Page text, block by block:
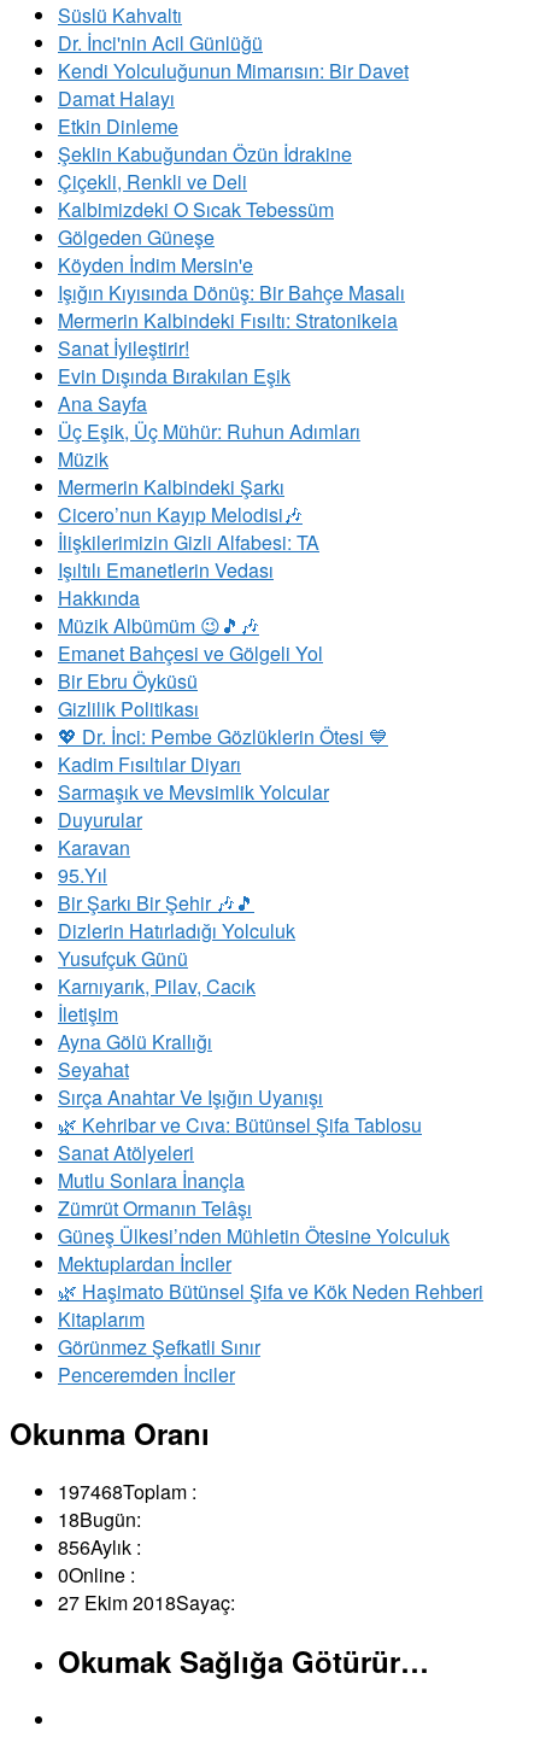
Süslü Kahvaltı
Dr. İnci'nin Acil Günlüğü
Kendi Yolculuğunun Mimarısın: Bir Davet
Damat Halayı
Etkin Dinleme
Şeklin Kabuğundan Özün İdrakine
Çiçekli, Renkli ve Deli
Kalbimizdeki O Sıcak Tebessüm
Gölgeden Güneşe
Köyden İndim Mersin'e
Işığın Kıyısında Dönüş: Bir Bahçe Masalı
Mermerin Kalbindeki Fısıltı: Stratonikeia
Sanat İyileştirir!
Evin Dışında Bırakılan Eşik
Ana Sayfa
Üç Eşik, Üç Mühür: Ruhun Adımları
Müzik
Mermerin Kalbindeki Şarkı
Cicero’nun Kayıp Melodisi🎶
İlişkilerimizin Gizli Alfabesi: TA
​Işıltılı Emanetlerin Vedası
Hakkında
Müzik Albümüm 😉🎵🎶
Emanet Bahçesi ve Gölgeli Yol
Bir Ebru Öyküsü
Gizlilik Politikası
💖 Dr. İnci: Pembe Gözlüklerin Ötesi 💙
Kadim Fısıltılar Diyarı
Sarmaşık ve Mevsimlik Yolcular
Duyurular
Karavan
95.Yıl
Bir Şarkı Bir Şehir 🎶🎵
Dizlerin Hatırladığı Yolculuk
Yusufçuk Günü
Karnıyarık, Pilav, Cacık
İletişim
Ayna Gölü Krallığı
Seyahat
Sırça Anahtar Ve Işığın Uyanışı
​🌿 Kehribar ve Cıva: Bütünsel Şifa Tablosu
Sanat Atölyeleri
Mutlu Sonlara İnançla
Zümrüt Ormanın Telâşı
Güneş Ülkesi’nden Mühletin Ötesine Yolculuk
Mektuplardan İnciler
🌿 Haşimato Bütünsel Şifa ve Kök Neden Rehberi
Kitaplarım
Görünmez Şefkatli Sınır
Penceremden İnciler
Okunma Oranı
197468Toplam :
18Bugün:
856Aylık :
0Online :
27 Ekim 2018Sayaç:
Okumak Sağlığa Götürür…